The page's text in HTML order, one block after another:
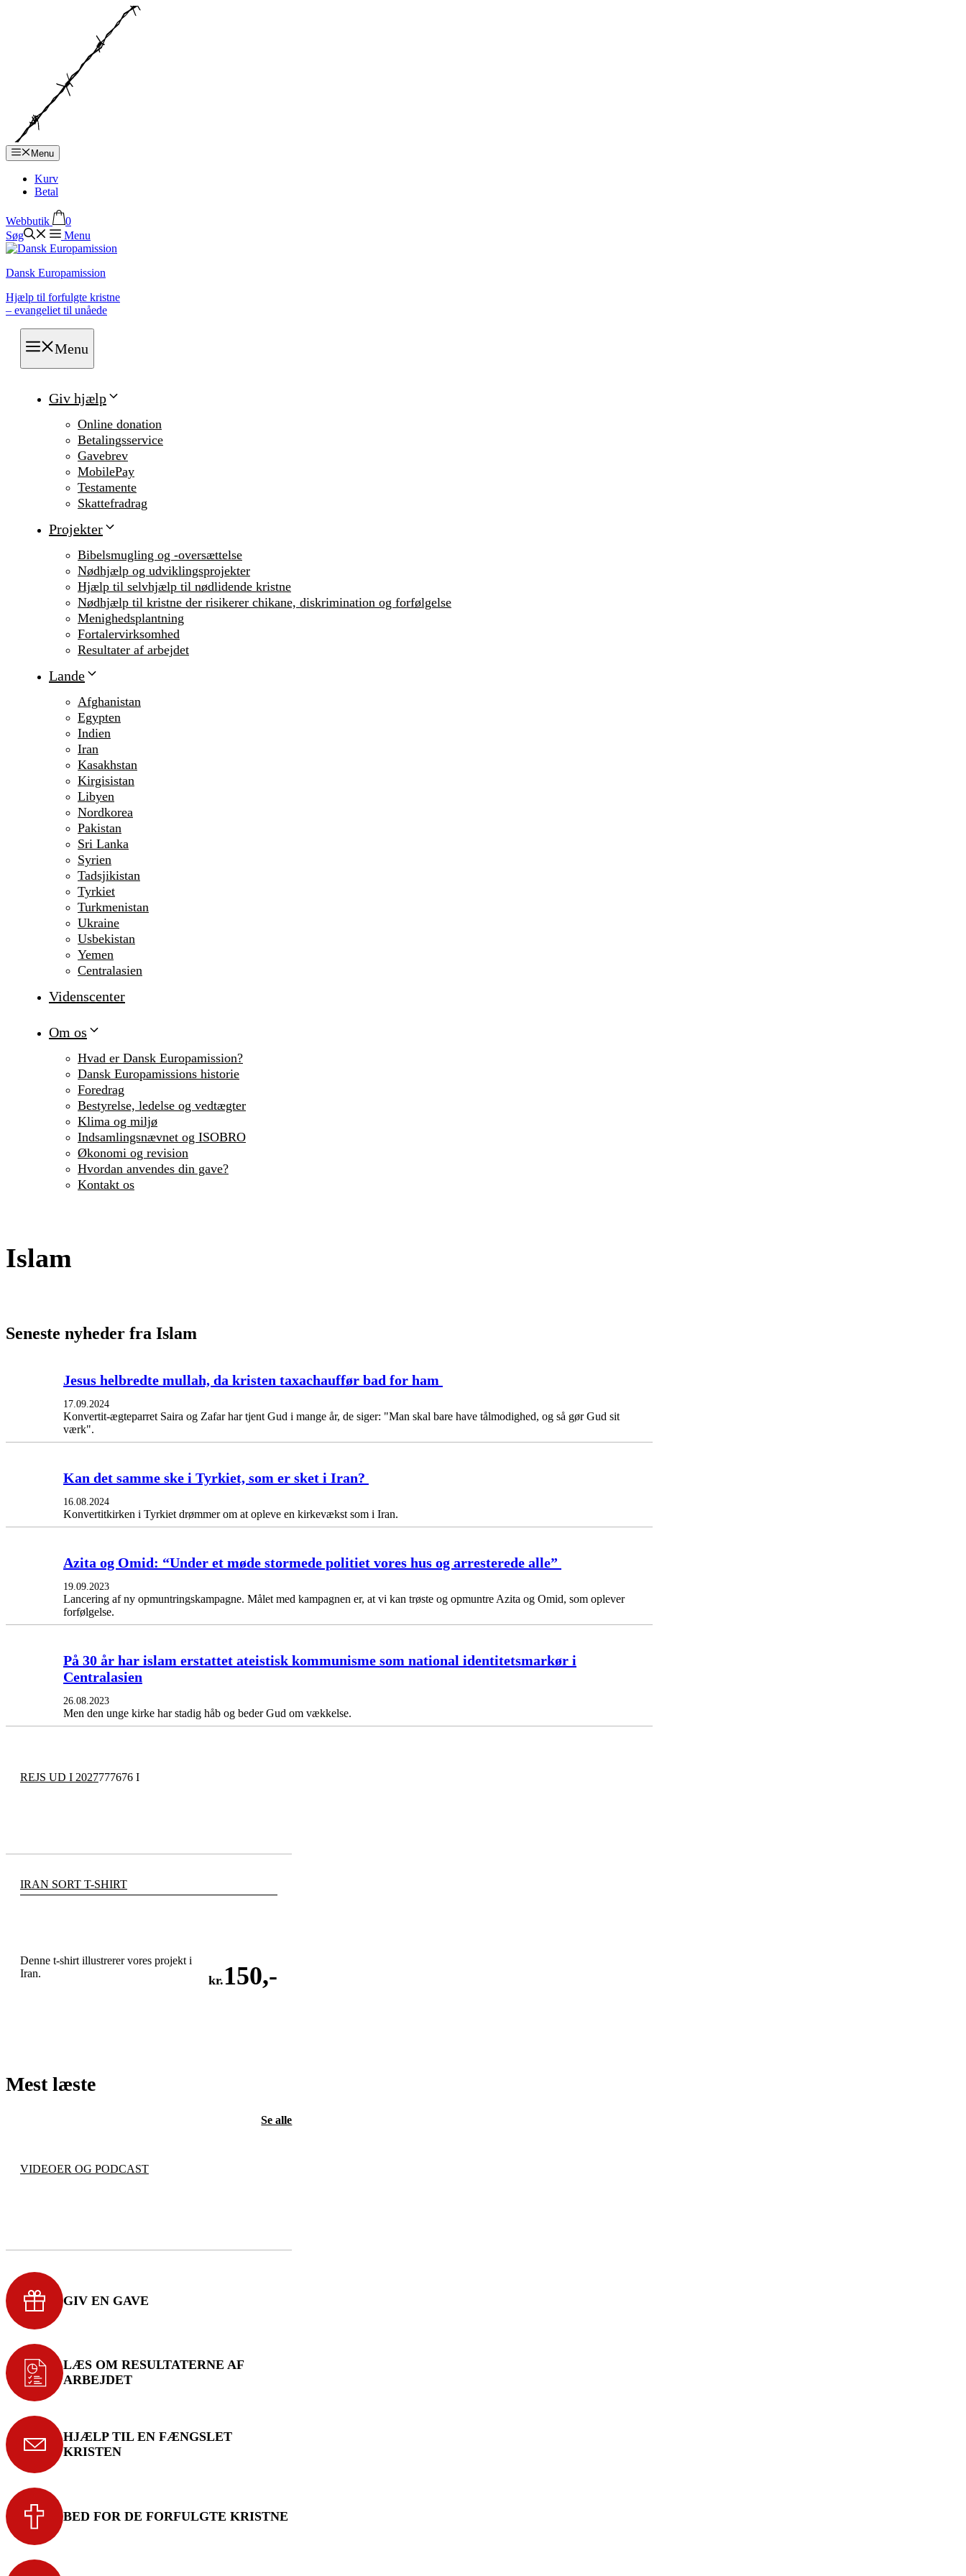
Menu
Kurv
Betal
Webbutik
0
Søg
Menu
Dansk Europamission
Hjælp til forfulgte kristne
– evangeliet til unåede
Menu
Giv hjælp
Online donation
Betalingsservice
Gavebrev
MobilePay
Testamente
Skattefradrag
Projekter
Bibelsmugling og -oversættelse
Nødhjælp og udviklingsprojekter
Hjælp til selvhjælp til nødlidende kristne
Nødhjælp til kristne der risikerer chikane, diskrimination og forfølgelse
Menighedsplantning
Fortalervirksomhed
Resultater af arbejdet
Lande
Afghanistan
Egypten
Indien
Iran
Kasakhstan
Kirgisistan
Libyen
Nordkorea
Pakistan
Sri Lanka
Syrien
Tadsjikistan
Tyrkiet
Turkmenistan
Ukraine
Usbekistan
Yemen
Centralasien
Videnscenter
Om os
Hvad er Dansk Europamission?
Dansk Europamissions historie
Foredrag
Bestyrelse, ledelse og vedtægter
Klima og miljø
Indsamlingsnævnet og ISOBRO
Økonomi og revision
Hvordan anvendes din gave?
Kontakt os
Islam
Seneste nyheder fra Islam
Jesus helbredte mullah, da kristen taxachauffør bad for ham
17.09.2024
Konvertit-ægteparret Saira og Zafar har tjent Gud i mange år, de siger: "Man skal bare have tålmodighed, og så gør Gud sit
værk".
Kan det samme ske i Tyrkiet, som er sket i Iran?
16.08.2024
Konvertitkirken i Tyrkiet drømmer om at opleve en kirkevækst som i Iran.
Azita og Omid: “Under et møde stormede politiet vores hus og arresterede alle”
19.09.2023
Lancering af ny opmuntringskampagne. Målet med kampagnen er, at vi kan trøste og opmuntre Azita og Omid, som oplever
forfølgelse.
På 30 år har islam erstattet ateistisk kommunisme som national identitetsmarkør i
Centralasien
26.08.2023
Men den unge kirke har stadig håb og beder Gud om vækkelse.
REJS UD I 2027777676 I
IRAN SORT T-SHIRT
Denne t-shirt illustrerer vores projekt i
Iran.
kr.150,-
Mest læste
Se alle
VIDEOER OG PODCAST
GIV EN GAVE
LÆS OM RESULTATERNE AF
ARBEJDET
HJÆLP TIL EN FÆNGSLET
KRISTEN
BED FOR DE FORFULGTE KRISTNE